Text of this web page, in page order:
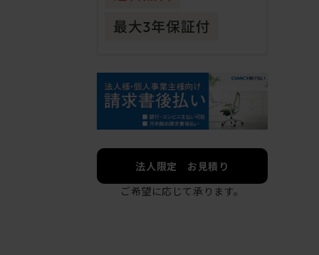
法人限定 お見積り
ご希望に応じて承ります。